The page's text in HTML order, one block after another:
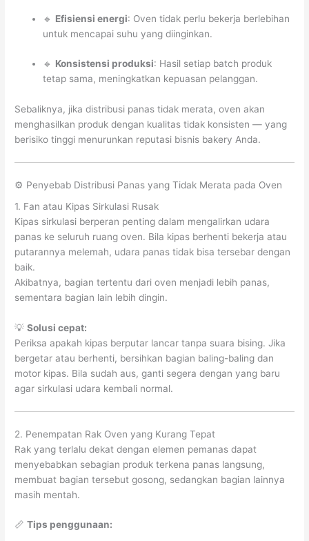
🔹 Efisiensi energi: Oven tidak perlu bekerja berlebihan
untuk mencapai suhu yang diinginkan.
🔹 Konsistensi produksi: Hasil setiap batch produk
tetap sama, meningkatkan kepuasan pelanggan.
Sebaliknya, jika distribusi panas tidak merata, oven akan
menghasilkan produk dengan kualitas tidak konsisten — yang
berisiko tinggi menurunkan reputasi bisnis bakery Anda.
⚙️ Penyebab Distribusi Panas yang Tidak Merata pada Oven
1. Fan atau Kipas Sirkulasi Rusak
Kipas sirkulasi berperan penting dalam mengalirkan udara
panas ke seluruh ruang oven. Bila kipas berhenti bekerja atau
putarannya melemah, udara panas tidak bisa tersebar dengan
baik.
Akibatnya, bagian tertentu dari oven menjadi lebih panas,
sementara bagian lain lebih dingin.
💡Solusi cepat:
Periksa apakah kipas berputar lancar tanpa suara bising. Jika
bergetar atau berhenti, bersihkan bagian baling-baling dan
motor kipas. Bila sudah aus, ganti segera dengan yang baru
agar sirkulasi udara kembali normal.
2. Penempatan Rak Oven yang Kurang Tepat
Rak yang terlalu dekat dengan elemen pemanas dapat
menyebabkan sebagian produk terkena panas langsung,
membuat bagian tersebut gosong, sedangkan bagian lainnya
masih mentah.
📏Tips penggunaan: